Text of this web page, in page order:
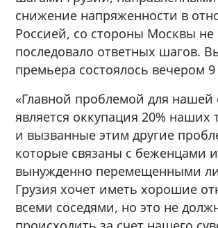
снижение напряженности в
Россией, со стороны Москвы не
последовало ответных шагов.
премьера состоялось вечером 9
«Главной проблемой для нашей
является оккупация 20% наших
и вызванные этим другие
которые связаны с беженцами и
вынужденно перемещенными
Грузия хочет иметь хорошие
всеми соседями, но это не